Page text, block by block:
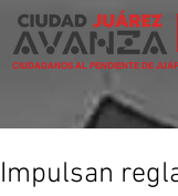
CIUDADANOS AL PENDIENTE DE
Impulsan